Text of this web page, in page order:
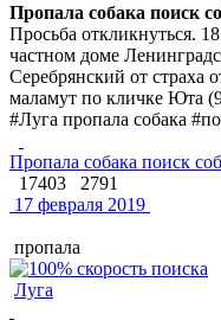
Пропала собака поиск
Просьба откликнуться.
частном доме
Серебрянский от страха
маламут по кличке Юта
#Луга пропала собака
Пропала собака поиск
17403
2791
17 февраля 2019
пропала
Луга